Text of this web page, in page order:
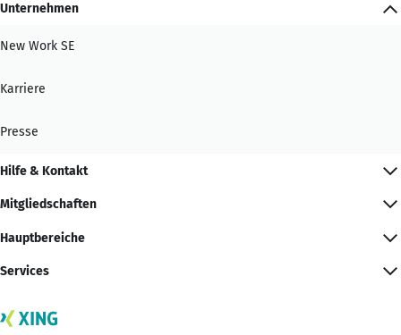
Unternehmen
New Work SE
Karriere
Presse
Hilfe & Kontakt
Mitgliedschaften
Hauptbereiche
Services